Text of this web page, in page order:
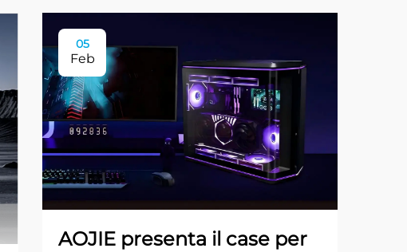
05
Feb
AOJIE presenta il case per